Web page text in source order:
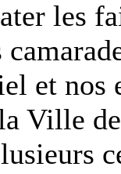
les
et nos
Ville